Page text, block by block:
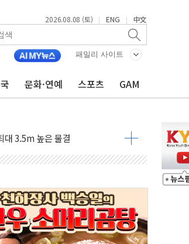
2026.08.08 (토) | ENG | 中文
패밀리 사이트
문화·연예 스포츠 GAM
적 시민 연대로 목소리 내야"
만에 숨진 채 발견
주 연설서 신경전 고조
영"·野 "졸속 국정"
대응기구 가동
규제 철폐
스 유성우 관측
우…호우경보 발효
부 조사